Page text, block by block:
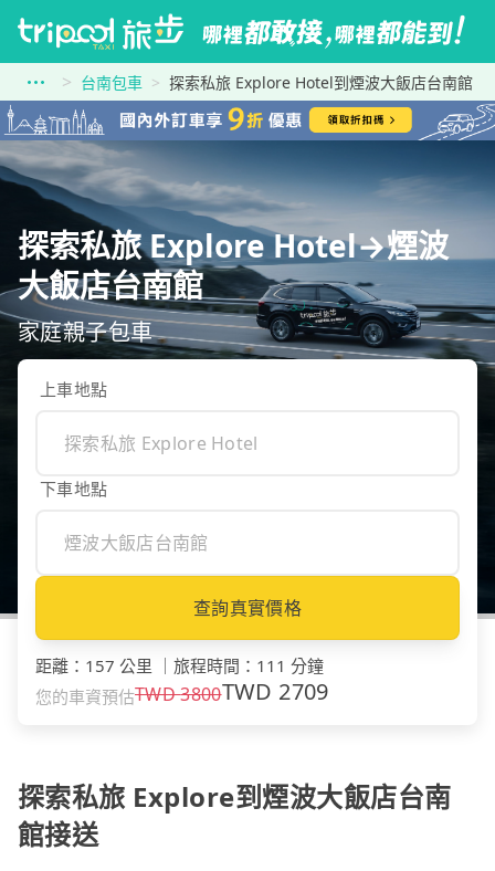
台南包車 探索私旅 Explore Hotel到煙波大飯店台南館
探索私旅 Explore Hotel→煙波
大飯店台南館
家庭親子包車
上車地點
下車地點
查詢真實價格
距離 ： 157 公里 旅程時間 ： 111 分鐘
您的車資預估TWD3800TWD 2709
探索私旅 Explore到煙波大飯店台南
館接送